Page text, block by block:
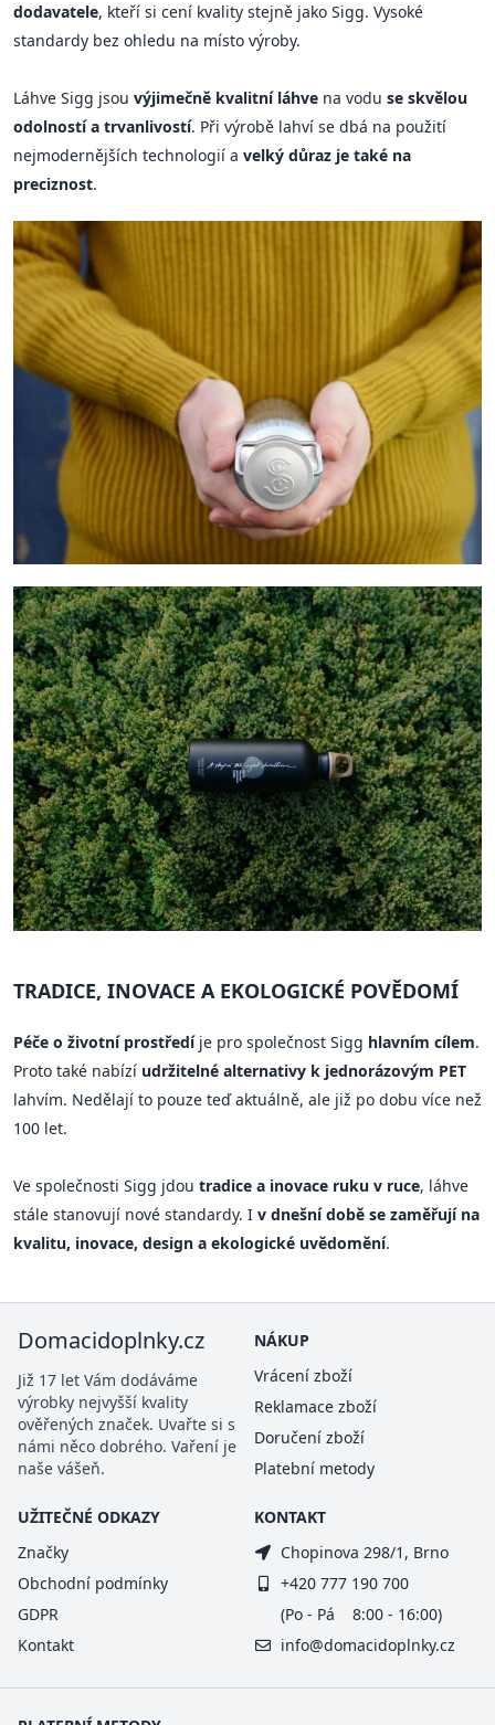
dodavatele, kteří si cení kvality stejně jako Sigg. Vysoké
standardy bez ohledu na místo výroby.
Láhve Sigg jsou výjimečně kvalitní láhve na vodu se skvělou
odolností a trvanlivostí. Při výrobě lahví se dbá na použití
nejmodernějších technologií a velký důraz je také na
preciznost.
TRADICE, INOVACE A EKOLOGICKÉ POVĚDOMÍ
Péče o životní prostředíje pro společnost Sigg hlavním cílem.
Proto také nabízí udržitelné alternativy k jednorázovým PET
lahvím. Nedělají to pouze teď aktuálně, ale již po dobu více než
100 let.
Ve společnosti Sigg jdou tradice a inovace ruku v ruce, láhve
stále stanovují nové standardy. I v dnešní době se zaměřují na
kvalitu, inovace, design a ekologické uvědomění.
Domacidoplnky.cz
Již 17 let Vám dodáváme
výrobky nejvyšší kvality
ověřených značek. Uvařte si s
námi něco dobrého. Vaření je
naše vášeň.
NÁKUP
Vrácení zboží
Reklamace zboží
Doručení zboží
Platební metody
UŽITEČNÉ ODKAZY
Značky
Obchodní podmínky
GDPR
Kontakt
KONTAKT
Chopinova 298/1, Brno
+420 777 190 700
(Po - Pá 8:00 - 16:00)
info@domacidoplnky.cz